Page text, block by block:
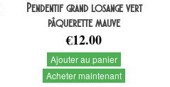
Pendentif grand losange vert
pâquerette mauve
€12.00
Ajouter au panier
Acheter maintenant